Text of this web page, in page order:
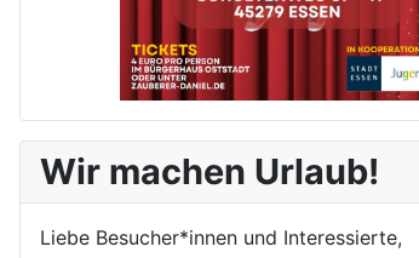
Wir machen Urlaub!
Liebe Besucher*innen und Interessierte,